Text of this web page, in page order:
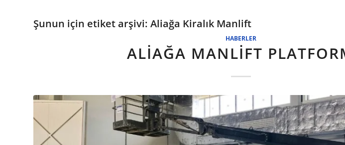
Şunun için etiket arşivi: Aliağa Kiralık Manlift
HABERLER
ALİAĞA MANLİFT